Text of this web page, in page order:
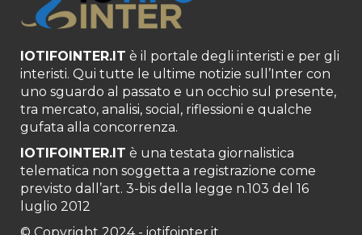
IOTIFOINTER.IT è il portale degli interisti e per gli
interisti. Qui tutte le ultime notizie sull’Inter con
uno sguardo al passato e un occhio sul presente,
tra mercato, analisi, social, riflessioni e qualche
gufata alla concorrenza.
IOTIFOINTER.IT è una testata giornalistica
telematica non soggetta a registrazione come
previsto dall’art. 3-bis della legge n.103 del 16
luglio 2012